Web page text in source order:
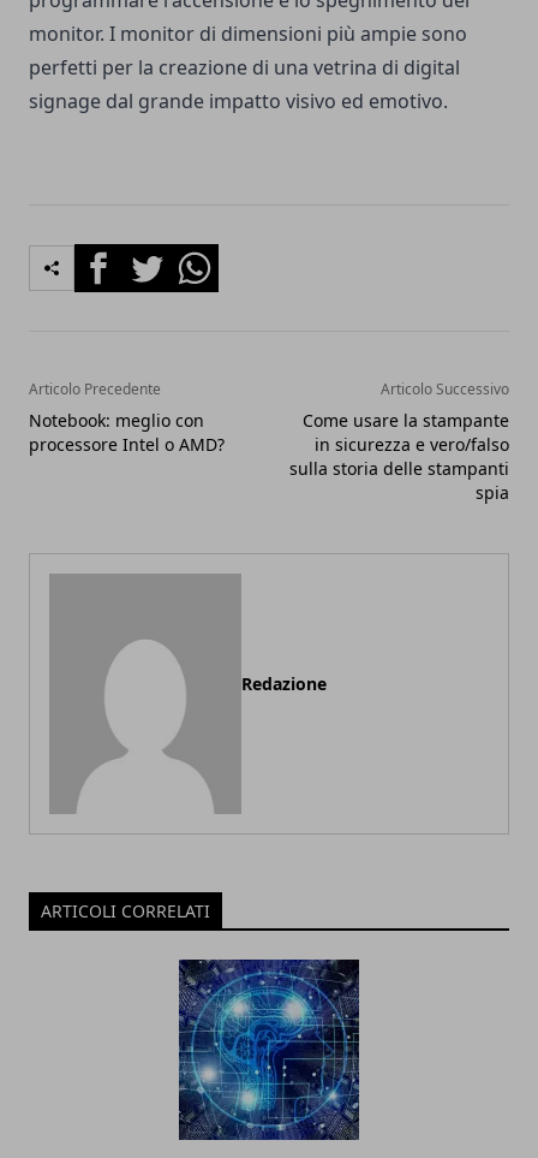
monitor. I monitor di dimensioni più ampie sono
perfetti per la creazione di una vetrina di digital
signage dal grande impatto visivo ed emotivo.
FacebookTwitterWhatsapp
Articolo Precedente
Notebook: meglio con
processore Intel o AMD?
Articolo Successivo
Come usare la stampante
in sicurezza e vero/falso
sulla storia delle stampanti
spia
Redazione
ARTICOLI CORRELATI